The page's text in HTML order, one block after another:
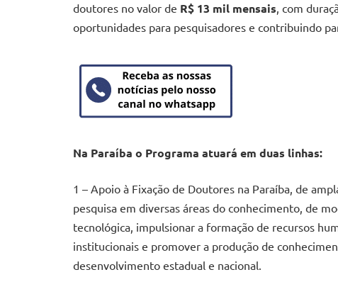
doutores no valor de R$ 13 mil mensais, com
oportunidades para pesquisadores e contribuindo
Na Paraíba o Programa atuará em duas linhas:
1 – Apoio à Fixação de Doutores na Paraíba, de
pesquisa em diversas áreas do conhecimento, de
tecnológica, impulsionar a formação de recursos
institucionais e promover a produção de
desenvolvimento estadual e nacional.